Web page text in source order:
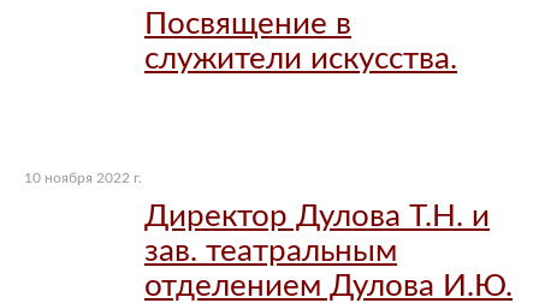
Посвящение в
служители искусства.
10 ноября 2022 г.
Директор Дулова Т.Н. и
зав. театральным
отделением Дулова И.Ю.